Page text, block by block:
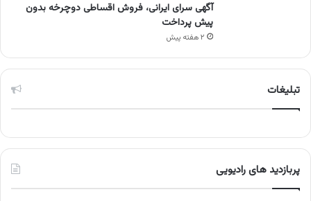
آگهی سرای ایرانی، فروش اقساطی دوچرخه بدون
پیش پرداخت
۲ هفته پیش
تبلیغات
پربازدید های رادیویی